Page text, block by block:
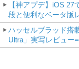
【神アプデ】iOS
段と便利なベータ版
ハッセルブラッド搭
Ultra」実写レビュー